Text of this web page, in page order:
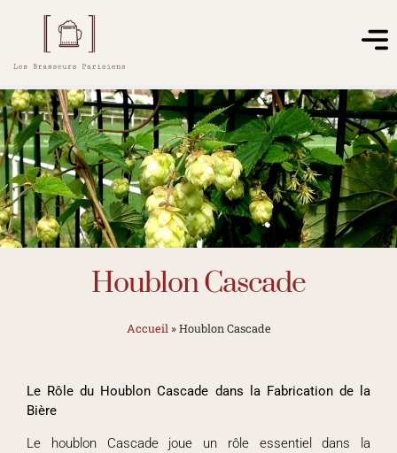
Houblon Cascade
Accueil»Houblon Cascade
Le Rôle du Houblon Cascade dans la Fabrication de la
Bière
Le houblon Cascade joue un rôle essentiel dans la